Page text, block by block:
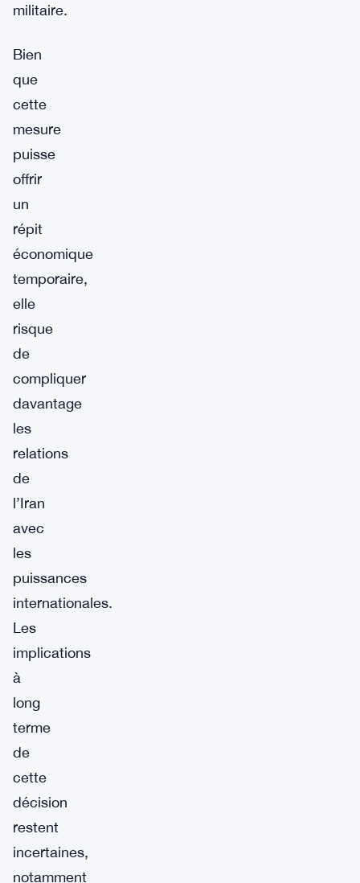
militaire.
Bien
que
cette
mesure
puisse
offrir
un
répit
économique
temporaire,
elle
risque
de
compliquer
davantage
les
relations
de
l’Iran
avec
les
puissances
internationales.
Les
implications
à
long
terme
de
cette
décision
restent
incertaines,
notamment